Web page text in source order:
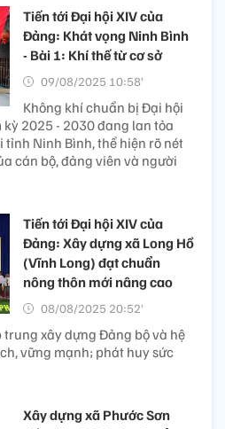
Tiến tới Đại hội XIV của
Đảng: Khát vọng Ninh Bình
- Bài 1: Khí thế từ cơ sở
09/08/2025 10:58’
Không khí chuẩn bị Đại hội
2025 - 2030 đang lan tỏa
Ninh Bình, thể hiện rõ nét
cán bộ, đảng viên và người
Tiến tới Đại hội XIV của
Đảng: Xây dựng xã Long Hồ
(Vĩnh Long) đạt chuẩn
nông thôn mới nâng cao
08/08/2025 20:52’
trung xây dựng Đảng bộ và hệ
vững mạnh; phát huy sức
Xây dựng xã Phước Sơn